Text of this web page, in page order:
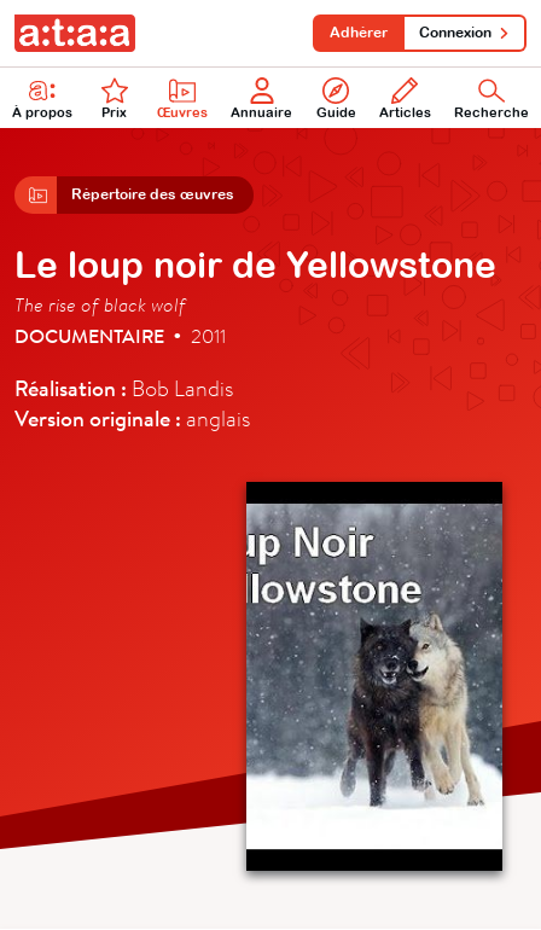
À propos Prix Œuvres Annuaire Guide Articles Recherche
Adhérer Connexion
Répertoire des œuvres
Le loup noir de Yellowstone
The rise of black wolf
DOCUMENTAIRE • 2011
Réalisation : Bob Landis
Version originale : anglais